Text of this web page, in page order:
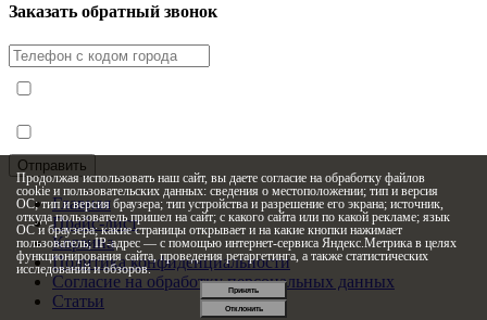
Заказать обратный звонок
Главная
Прайс-лист
Корзина
Политика конфиденциальности
Согласие на обработку персональных данных
Статьи
Продолжая использовать наш сайт, вы даете согласие на обработку файлов
cookie и пользовательских данных: сведения о местоположении; тип и версия
ОС; тип и версия браузера; тип устройства и разрешение его экрана; источник,
откуда пользователь пришел на сайт; с какого сайта или по какой рекламе; язык
ОС и браузера; какие страницы открывает и на какие кнопки нажимает
пользователь; IP-адрес — с помощью интернет-сервиса Яндекс.Метрика в целях
функционирования сайта, проведения ретаргетинга, а также статистических
исследований и обзоров.
Принять
Отклонить